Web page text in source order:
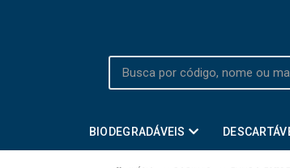
BIODEGRADÁVEIS